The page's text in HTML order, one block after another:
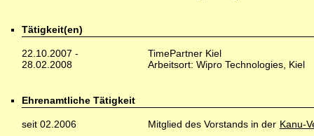
Tätigkeit(en)
22.10.2007 -
28.02.2008
TimePartner Kiel
Arbeitsort: Wipro Technologies, Kiel
Ehrenamtliche Tätigkeit
seit 02.2006 Mitglied des Vorstands in der Kanu-